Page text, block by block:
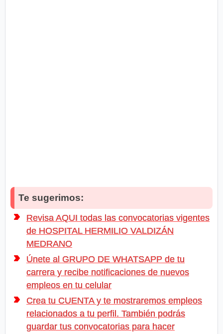
Te sugerimos:
Revisa AQUI todas las convocatorias vigentes
de HOSPITAL HERMILIO VALDIZÁN
MEDRANO
Únete al GRUPO DE WHATSAPP de tu
carrera y recibe notificaciones de nuevos
empleos en tu celular
Crea tu CUENTA y te mostraremos empleos
relacionados a tu perfil. También podrás
guardar tus convocatorias para hacer